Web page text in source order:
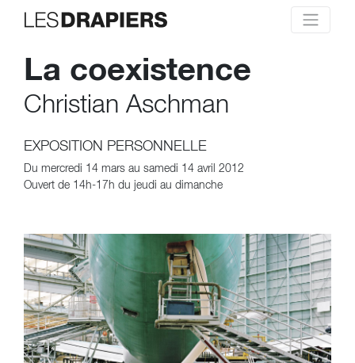
La coexistence
Christian Aschman
EXPOSITION PERSONNELLE
Du mercredi 14 mars au samedi 14 avril 2012
Ouvert de 14h-17h du jeudi au dimanche